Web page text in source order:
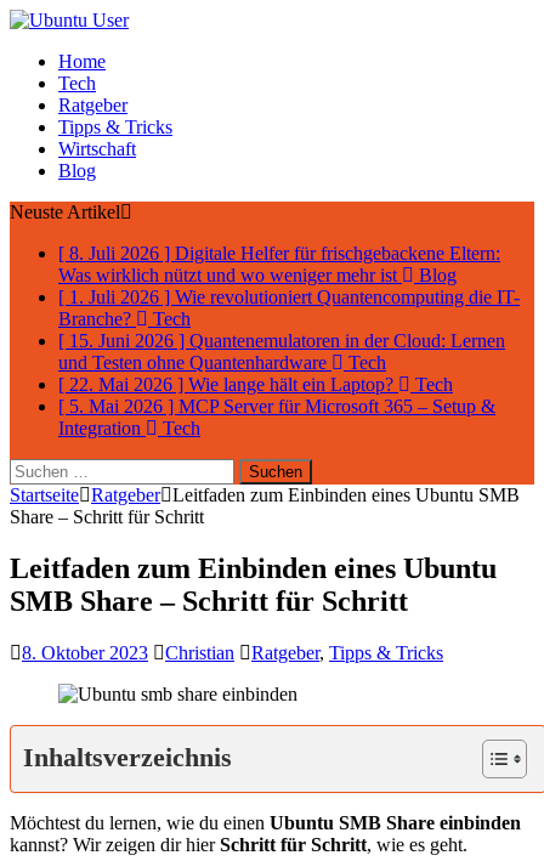
Home
Tech
Ratgeber
Tipps & Tricks
Wirtschaft
Blog
Neuste Artikel
[ 8. Juli 2026 ] Digitale Helfer für frischgebackene Eltern:
Was wirklich nützt und wo weniger mehr ist
Blog
[ 1. Juli 2026 ] Wie revolutioniert Quantencomputing die IT-
Branche?
Tech
[ 15. Juni 2026 ] Quantenemulatoren in der Cloud: Lernen
und Testen ohne Quantenhardware
Tech
[ 22. Mai 2026 ] Wie lange hält ein Laptop?
Tech
[ 5. Mai 2026 ] MCP Server für Microsoft 365 – Setup &
Integration
Tech
Suchen
nach:
Startseite Ratgeber Leitfaden zum Einbinden eines Ubuntu SMB
Share – Schritt für Schritt
Leitfaden zum Einbinden eines Ubuntu
SMB Share – Schritt für Schritt
8. Oktober 2023 Christian Ratgeber, Tipps & Tricks
Inhaltsverzeichnis
Möchtest du lernen, wie du einen Ubuntu SMB Share einbinden
kannst? Wir zeigen dir hierSchritt für Schritt, wie es geht.